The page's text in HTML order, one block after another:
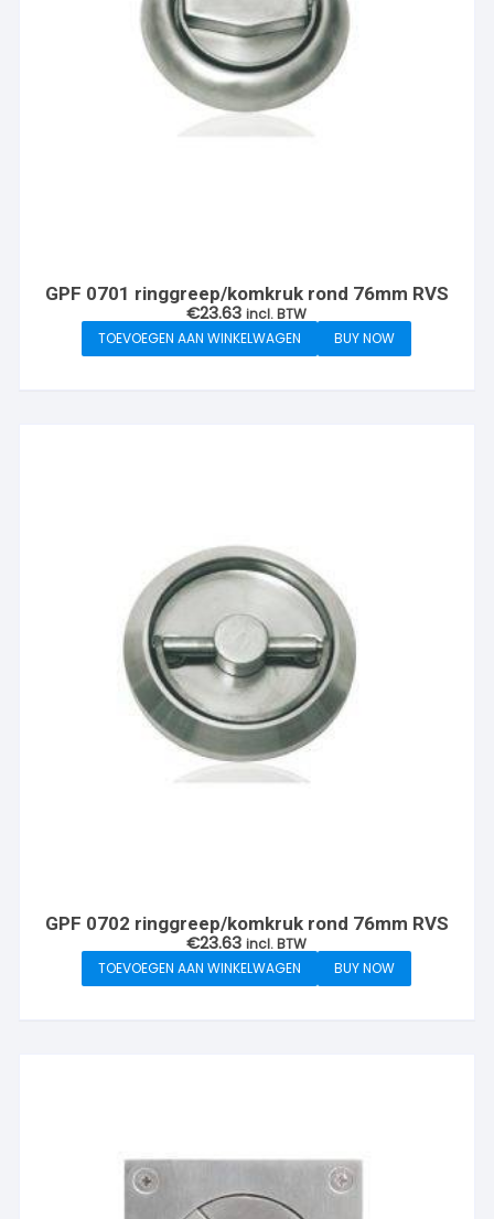
GPF 0701 ringgreep/komkruk rond 76mm RVS
€23.63 incl. BTW
TOEVOEGEN AAN WINKELWAGEN
BUY NOW
GPF 0702 ringgreep/komkruk rond 76mm RVS
€23.63 incl. BTW
TOEVOEGEN AAN WINKELWAGEN
BUY NOW